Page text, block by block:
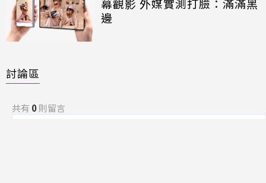
幕觀影 外媒實測打臉：滿滿黑
邊
討論區
共有 0則留言